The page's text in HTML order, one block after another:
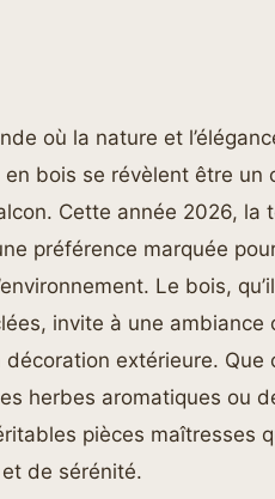
où la nature et
en bois se révèlent être
Cette année 2026, la
préférence marquée
Le bois,
invite à une
décoration extérieure.
herbes aromatiques ou
pièces maîtresses
de sérénité.